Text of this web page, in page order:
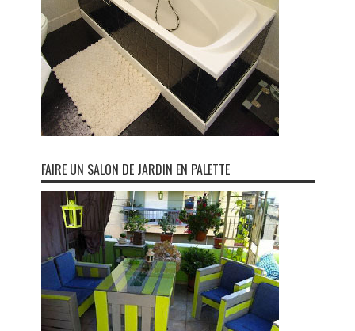
FAIRE UN SALON DE JARDIN EN PALETTE